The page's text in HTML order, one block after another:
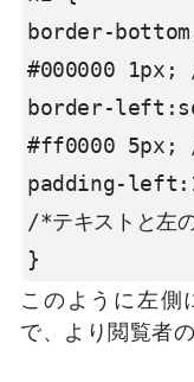
border-
#000000 1px;
border-
#ff0000 5px;
padding-
/*テキストと左
}
このように左側
で、より閲覧者